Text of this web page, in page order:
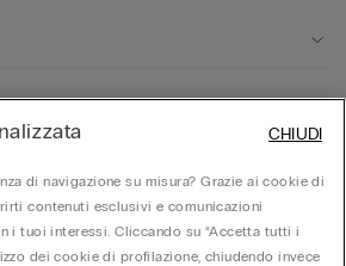
di navigazione su misura? Grazie ai cookie di
contenuti esclusivi e comunicazioni
i tuoi interessi. Cliccando su “Accetta tutti i
dei cookie di profilazione, chiudendo invece
CHIUDI